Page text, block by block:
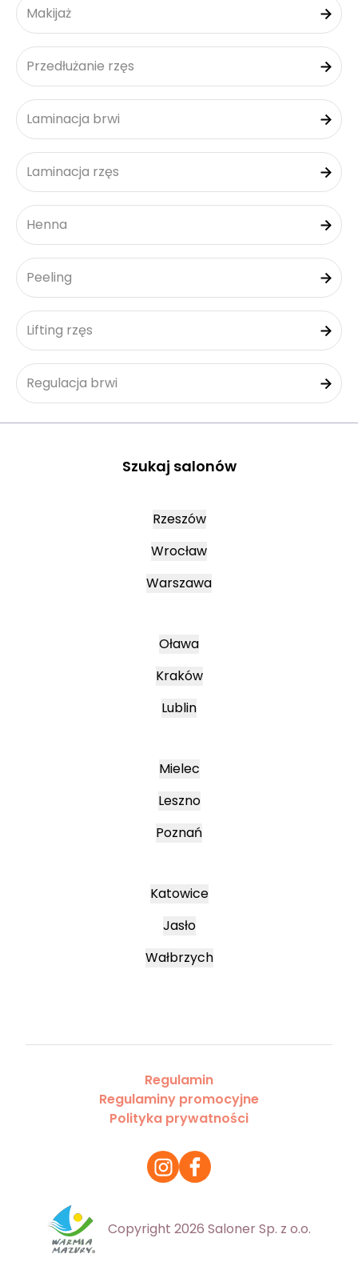
Makijaż
Przedłużanie rzęs
Laminacja brwi
Laminacja rzęs
Henna
Peeling
Lifting rzęs
Regulacja brwi
Szukaj salonów
Rzeszów
Wrocław
Warszawa
Oława
Kraków
Lublin
Mielec
Leszno
Poznań
Katowice
Jasło
Wałbrzych
Regulamin
Regulaminy promocyjne
Polityka prywatności
Copyright 2026 Saloner Sp. z o.o.